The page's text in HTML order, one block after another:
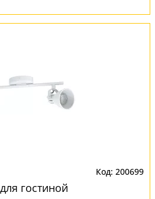
200699
гостиной